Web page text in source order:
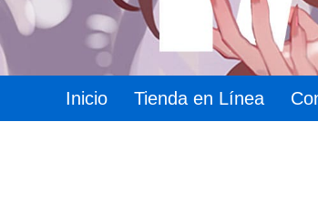
Inicio Tienda en Línea